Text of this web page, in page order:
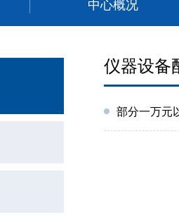
中心概况
仪器设备
部分一万元